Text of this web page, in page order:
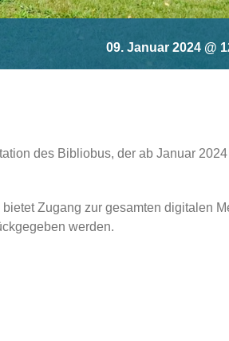
09. Januar 2024 @
des Bibliobus, der ab Januar
Zugang zur gesamten digitalen
werden.